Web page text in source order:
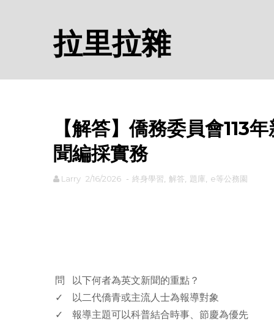
拉里拉雜
【解答】僑務委員會113
聞編採實務
Larry 2/16/2026 - 終身學習 解答 題庫 e等公務園
問
以下何者為英文新聞的重點？
✓
以二代僑青或主流人士為報導對象
✓
報導主題可以科普結合時事、節慶為優先